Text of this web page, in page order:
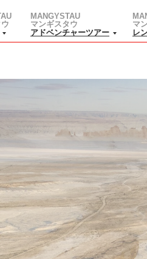
MANGYSTAU
マンギスタウ
マ
アドベンチャーツアー
レ